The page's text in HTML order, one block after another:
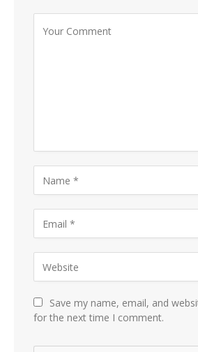
Save my name, email, and
for the next time I comment.